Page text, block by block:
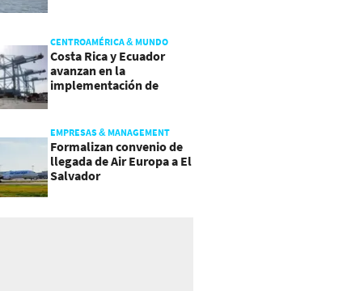
CENTROAMÉRICA & MUNDO
Costa Rica y Ecuador
avanzan en la
implementación de
EMPRESAS & MANAGEMENT
Formalizan convenio de
llegada de Air Europa a El
Salvador